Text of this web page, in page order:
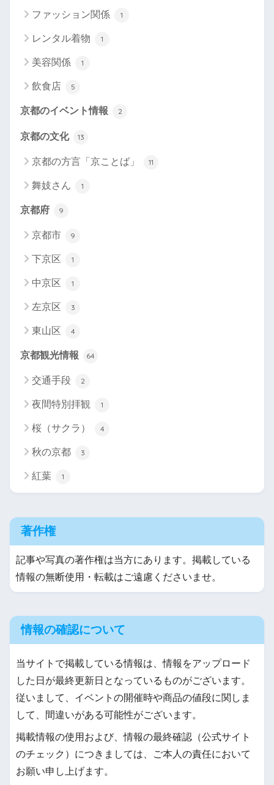
ファッション関係 1
レンタル着物 1
美容関係 1
飲食店 5
京都のイベント情報 2
京都の文化 13
京都の方言「京ことば」 11
舞妓さん 1
京都府 9
京都市 9
下京区 1
中京区 1
左京区 3
東山区 4
京都観光情報 64
交通手段 2
夜間特別拝観 1
桜（サクラ） 4
秋の京都 3
紅葉 1
著作権
記事や写真の著作権は当方にあります。掲載している
情報の無断使用・転載はご遠慮くださいませ。
情報の確認について
当サイトで掲載している情報は、情報をアップロード
した日が最終更新日となっているものがございます。
従いまして、イベントの開催時や商品の値段に関しま
して、間違いがある可能性がございます。
掲載情報の使用および、情報の最終確認（公式サイト
のチェック）につきましては、ご本人の責任において
お願い申し上げます。